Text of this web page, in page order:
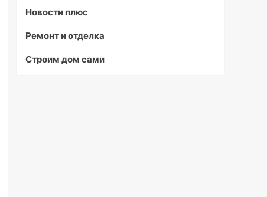
Новости плюс
Ремонт и отделка
Строим дом сами